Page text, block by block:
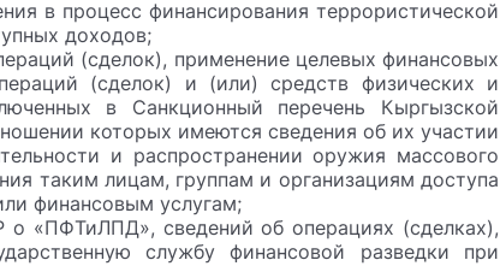
в процесс финансирования террористической
доходов;
(сделок), применение целевых финансовых
(сделок) и (или) средств физических и
в Санкционный перечень Кыргызской
которых имеются сведения об их участии
и распространении оружия массового
таким лицам, группам и организациям доступа
финансовым услугам;
о «ПФТиЛПД», сведений об операциях (сделках),
службу финансовой разведки при